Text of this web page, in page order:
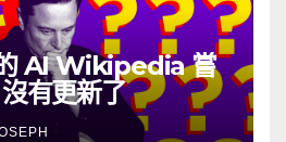
AI Wikipedia 嘗
有更新了